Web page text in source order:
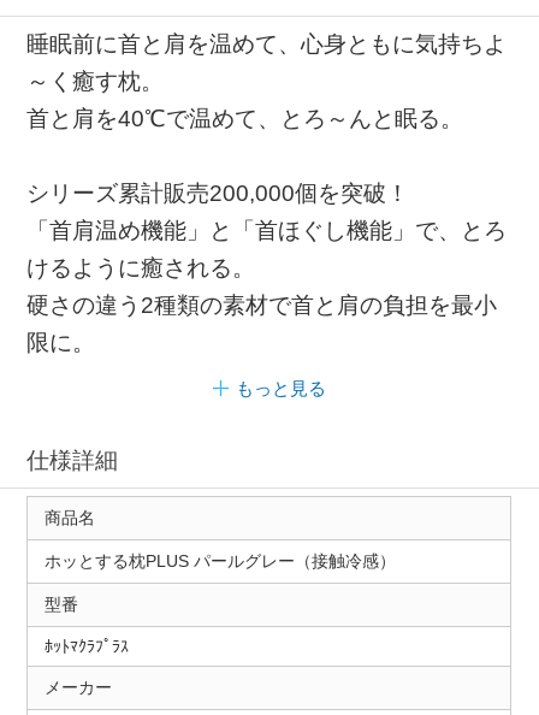
睡眠前に首と肩を温めて、心身ともに気持ちよ
～く癒す枕。
首と肩を40℃で温めて、とろ～んと眠る。
シリーズ累計販売200,000個を突破！
「首肩温め機能」と「首ほぐし機能」で、とろ
けるように癒される。
硬さの違う2種類の素材で首と肩の負担を最小
限に。
もっと見る
仕様詳細
商品名
ホッとする枕PLUS パールグレー（接触冷感）
型番
ﾎｯﾄﾏｸﾗﾌﾟﾗｽ
メーカー